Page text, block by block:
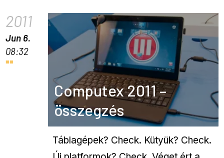
2011
Jun 6.
08:32
Computex 2011 –
összegzés
Táblagépek? Check. Kütyük? Check.